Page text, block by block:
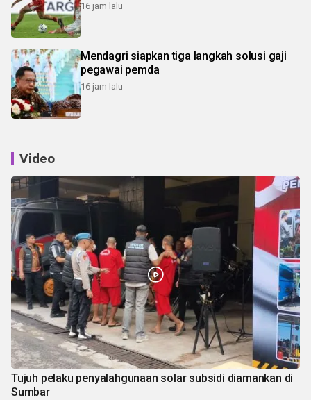
16 jam lalu
Mendagri siapkan tiga langkah solusi gaji
pegawai pemda
16 jam lalu
Video
Tujuh pelaku penyalahgunaan solar subsidi diamankan di
Sumbar